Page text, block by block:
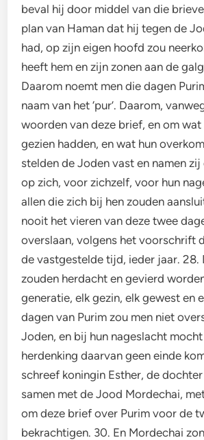
beval hij door middel van die
plan van Haman dat hij tegen de
had, op zijn eigen hoofd zou
heeft hem en zijn zonen aan de
Daarom noemt men die dagen
naam van het ‘pur’. Daarom,
woorden van deze brief, en om
gezien hadden, en wat hun
stelden de Joden vast en namen
op zich, voor zichzelf, voor hun
allen die zich bij hen zouden
nooit het vieren van deze twee
overslaan, volgens het voorschrift
de vastgestelde tijd, ieder jaar. 28.
zouden herdacht en gevierd
generatie, elk gezin, elk gewest en
dagen van Purim zou men niet
Joden, en bij hun nageslacht
herdenking daarvan geen einde
schreef koningin Esther, de
samen met de Jood Mordechai,
om deze brief over Purim voor de
bekrachtigen. 30. En Mordechai